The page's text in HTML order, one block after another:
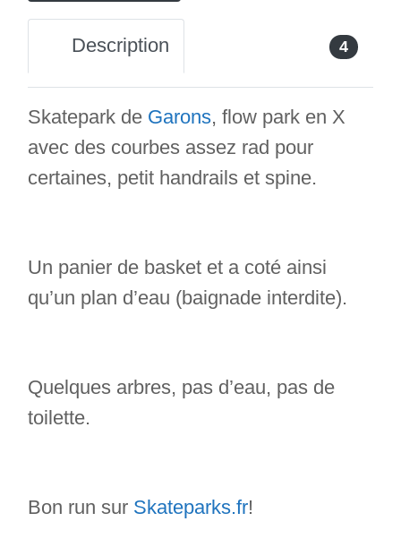
Description 4
Skatepark de Garons, flow park en X
avec des courbes assez rad pour
certaines, petit handrails et spine.
Un panier de basket et a coté ainsi
qu’un plan d’eau (baignade interdite).
Quelques arbres, pas d’eau, pas de
toilette.
Bon run sur Skateparks.fr!